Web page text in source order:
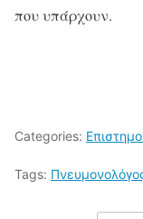
που υπάρχουν.
Categories:
Tags: